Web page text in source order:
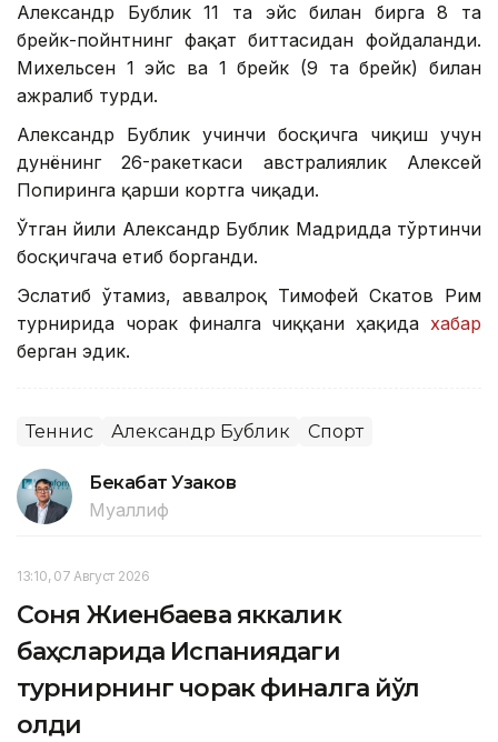
Александр Бублик 11 та эйс билан бирга 8 та
брейк-пойнтнинг фақат биттасидан фойдаланди.
Михельсен 1 эйс ва 1 брейк (9 та брейк) билан
ажралиб турди.
Александр Бублик учинчи босқичга чиқиш учун
дунёнинг 26-ракеткаси австралиялик Алексей
Попиринга қарши кортга чиқади.
Ўтган йили Александр Бублик Мадридда тўртинчи
босқичгача етиб борганди.
Эслатиб ўтамиз, аввалроқ Тимофей Скатов Рим
турнирида чорак финалга чиққани ҳақида хабар
берган эдик.
Теннис Александр Бублик Спорт
Бекабат Узаков
Муаллиф
13:10, 07 Август 2026
Соня Жиенбаева яккалик
баҳсларида Испаниядаги
турнирнинг чорак финалга йўл
олди